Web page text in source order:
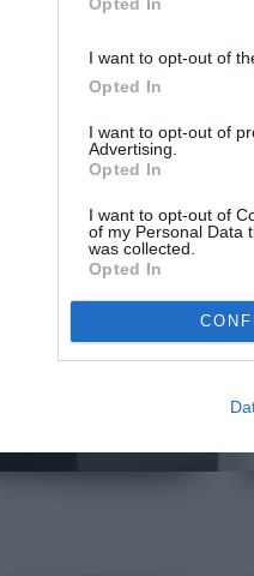
I want to opt-out of
Opted In
I want to opt-out of
Advertising.
Opted In
I want to opt-out of
of my Personal Data
was collected.
Opted In